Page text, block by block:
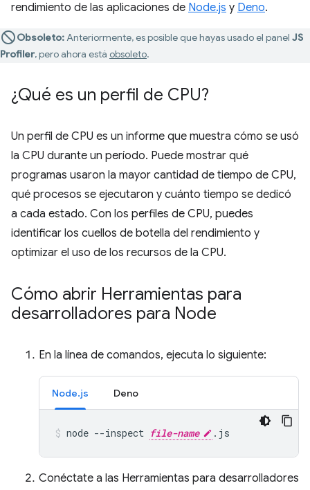
rendimiento de las aplicaciones de Node.js y Deno.
Obsoleto:Anteriormente, es posible que hayas usado el panel JS
Profiler, pero ahora está obsoleto.
¿Qué es un perfil de CPU?
Un perfil de CPU es un informe que muestra cómo se usó
la CPU durante un período. Puede mostrar qué
programas usaron la mayor cantidad de tiempo de CPU,
qué procesos se ejecutaron y cuánto tiempo se dedicó
a cada estado. Con los perfiles de CPU, puedes
identificar los cuellos de botella del rendimiento y
optimizar el uso de los recursos de la CPU.
Cómo abrir Herramientas para
desarrolladores para Node
En la línea de comandos, ejecuta lo siguiente:
Node.js Deno
node --inspect file-name .js
Conéctate a las Herramientas para desarrolladores